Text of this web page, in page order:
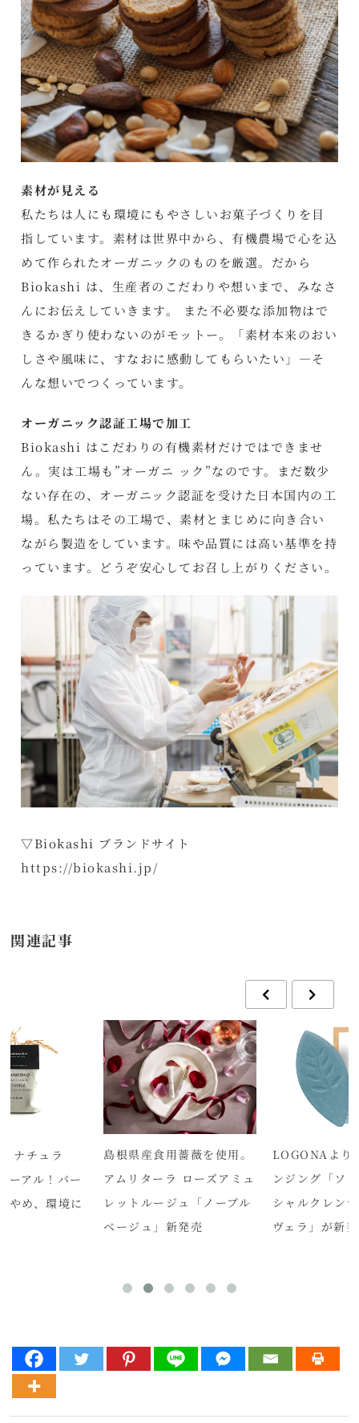
素材が見える
私たちは人にも環境にもやさしいお菓子づくりを目
指しています。素材は世界中から、有機農場で心を込
めて作られたオーガニックのものを厳選。だから
Biokashi は、生産者のこだわりや想いまで、みなさ
んにお伝えしていきます。 また不必要な添加物はで
きるかぎり使わないのがモットー。「素材本来のおい
しさや風味に、すなおに感動してもらいたい」―そ
んな想いでつくっています。
オーガニック認証工場で加工
Biokashi はこだわりの有機素材だけではできませ
ん。実は工場も”オーガニ ック”なのです。まだ数少
ない存在の、オーガニック認証を受けた日本国内の工
場。私たちはその工場で、素材とまじめに向き合い
ながら製造をしています。味や品質には高い基準を持
っています。どうぞ安心してお召し上がりください。
▽Biokashi ブランドサイト
https://biokashi.jp/
関連記事
ナチュラ
ーアル！パー
やめ、環境に
島根県産食用薔薇を使用。
アムリターラ ローズアミュ
レットルージュ「ノーブル
ベージュ」新発売
LOGONAより
ンジング「ソ
シャルクレン
ヴェラ」が新